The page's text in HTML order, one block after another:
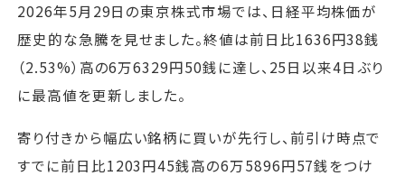
2026年5月29日の東京株式市場では、日経平均株価が
歴史的な急騰を見せました。終値は前日比1636円38銭
（2.53%）高の6万6329円50銭に達し、25日以来4日ぶり
に最高値を更新しました。
寄り付きから幅広い銘柄に買いが先行し、前引け時点で
すでに前日比1203円45銭高の6万5896円57銭をつけ